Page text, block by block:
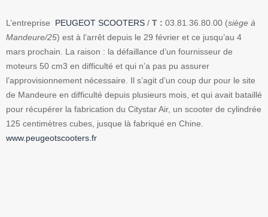
L’entreprise PEUGEOT SCOOTERS / T : 03.81.36.80.00 (siège à
Mandeure/25) est à l’arrêt depuis le 29 février et ce jusqu’au 4
mars prochain. La raison : la défaillance d’un fournisseur de
moteurs 50 cm3 en difficulté et qui n’a pas pu assurer
l’approvisionnement nécessaire. Il s’agit d’un coup dur pour le site
de Mandeure en difficulté depuis plusieurs mois, et qui avait bataillé
pour récupérer la fabrication du Citystar Air, un scooter de cylindrée
125 centimètres cubes, jusque là fabriqué en Chine.
www.peugeotscooters.fr